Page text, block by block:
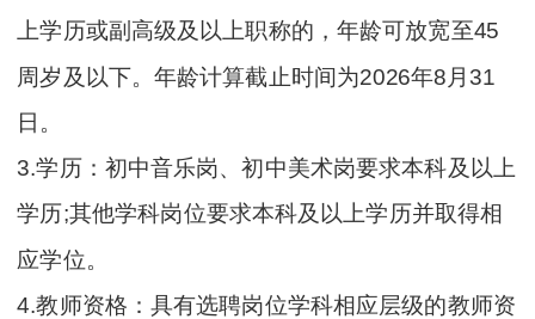
上学历或副高级及以上职称的，年龄可放宽至45
周岁及以下。年龄计算截止时间为2026年8月31
日。
3.学历：初中音乐岗、初中美术岗要求本科及以上
学历;其他学科岗位要求本科及以上学历并取得相
应学位。
4.教师资格：具有选聘岗位学科相应层级的教师资